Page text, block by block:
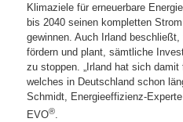
Klimaziele für erneuerbare
bis 2040 seinen kompletten
gewinnen. Auch Irland
fördern und plant, sämtliche
zu stoppen. „Irland hat sich
welches in Deutschland schon
Schmidt, Energieeffizienz-
EVO®.